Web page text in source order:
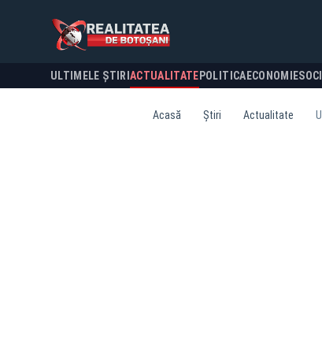
ULTIMELE ȘTIRI ACTUALITATE POLITICA ECONOMIE
Acasă Știri Actualitate